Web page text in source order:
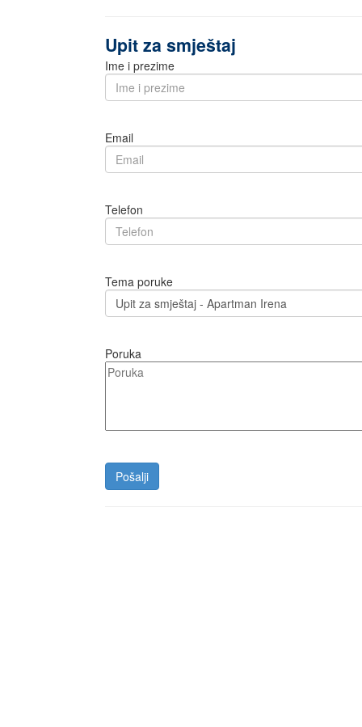
Upit za smještaj
Ime i prezime
Email
Telefon
Tema poruke
Poruka